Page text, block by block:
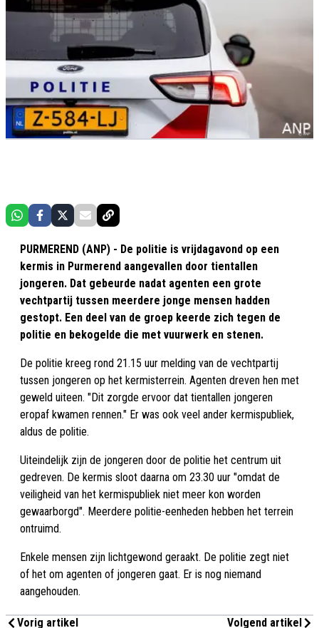
PURMEREND (ANP) - De politie is vrijdagavond op een
kermis in Purmerend aangevallen door tientallen
jongeren. Dat gebeurde nadat agenten een grote
vechtpartij tussen meerdere jonge mensen hadden
gestopt. Een deel van de groep keerde zich tegen de
politie en bekogelde die met vuurwerk en stenen.
De politie kreeg rond 21.15 uur melding van de vechtpartij
tussen jongeren op het kermisterrein. Agenten dreven hen met
geweld uiteen. "Dit zorgde ervoor dat tientallen jongeren
eropaf kwamen rennen." Er was ook veel ander kermispubliek,
aldus de politie.
Uiteindelijk zijn de jongeren door de politie het centrum uit
gedreven. De kermis sloot daarna om 23.30 uur "omdat de
veiligheid van het kermispubliek niet meer kon worden
gewaarborgd". Meerdere politie-eenheden hebben het terrein
ontruimd.
Enkele mensen zijn lichtgewond geraakt. De politie zegt niet
of het om agenten of jongeren gaat. Er is nog niemand
aangehouden.
Vorig artikel
Volgend artikel